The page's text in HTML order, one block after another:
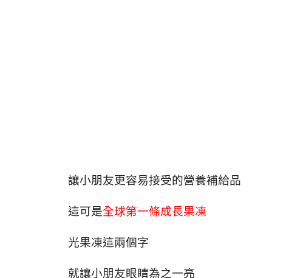
讓小朋友更容易接受的營養補給品
這可是全球第一條成長果凍
光果凍這兩個字
就讓小朋友眼睛為之一亮